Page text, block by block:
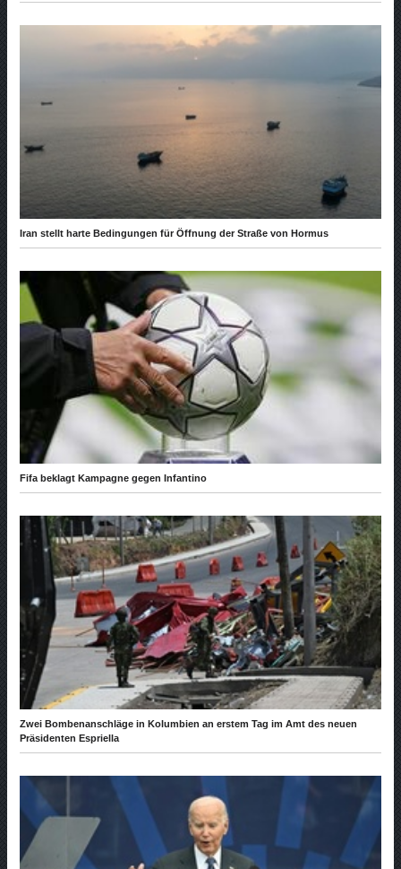
Iran stellt harte Bedingungen für Öffnung der Straße von Hormus
Fifa beklagt Kampagne gegen Infantino
Zwei Bombenanschläge in Kolumbien an erstem Tag im Amt des neuen
Präsidenten Espriella